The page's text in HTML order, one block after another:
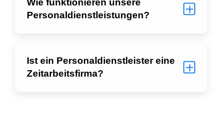
Wie funktionieren unsere
Personaldienstleistungen?
Ist ein Personaldienstleister eine
Zeitarbeitsfirma?